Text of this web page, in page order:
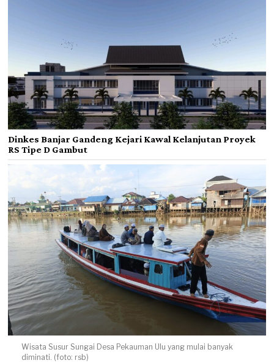
Dinkes Banjar Gandeng Kejari Kawal Kelanjutan Proyek
RS Tipe D Gambut
Wisata Susur Sungai Desa Pekauman Ulu yang mulai banyak
diminati. (foto: rsb)